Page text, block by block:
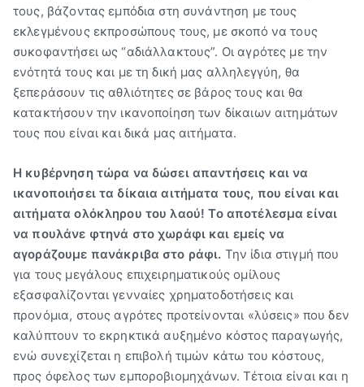
τους, βάζοντας εμπόδια στη συνάντηση με τους
εκλεγμένους εκπροσώπους τους, με σκοπό να τους
συκοφαντήσει ως “αδιάλλακτους”. Οι αγρότες με την
ενότητά τους και με τη δική μας αλληλεγγύη, θα
ξεπεράσουν τις αθλιότητες σε βάρος τους και θα
κατακτήσουν την ικανοποίηση των δίκαιων αιτημάτων
τους που είναι και δικά μας αιτήματα.
Η κυβέρνηση τώρα να δώσει απαντήσεις και να
ικανοποιήσει τα δίκαια αιτήματα τους, που είναι και
αιτήματα ολόκληρου του λαού! Το αποτέλεσμα είναι
να πουλάνε φτηνά στο χωράφι και εμείς να
αγοράζουμε πανάκριβα στο ράφι. Την ίδια στιγμή που
για τους μεγάλους επιχειρηματικούς ομίλους
εξασφαλίζονται γενναίες χρηματοδοτήσεις και
προνόμια, στους αγρότες προτείνονται «λύσεις» που δεν
καλύπτουν το εκρηκτικά αυξημένο κόστος παραγωγής,
ενώ συνεχίζεται η επιβολή τιμών κάτω του κόστους,
προς όφελος των εμποροβιομηχάνων. Τέτοια είναι και η